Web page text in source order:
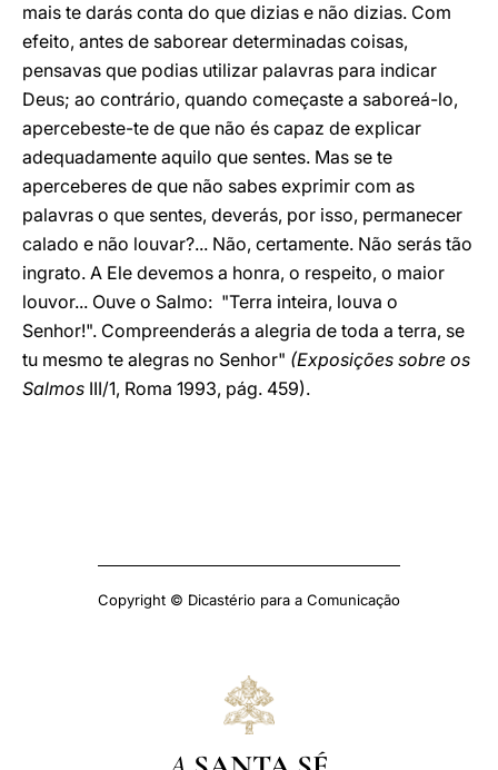
mais te darás conta do que dizias e não dizias. Com
efeito, antes de saborear determinadas coisas,
pensavas que podias utilizar palavras para indicar
Deus; ao contrário, quando começaste a saboreá-lo,
apercebeste-te de que não és capaz de explicar
adequadamente aquilo que sentes. Mas se te
aperceberes de que não sabes exprimir com as
palavras o que sentes, deverás, por isso, permanecer
calado e não louvar?... Não, certamente. Não serás tão
ingrato. A Ele devemos a honra, o respeito, o maior
louvor... Ouve o Salmo: "Terra inteira, louva o
Senhor!". Compreenderás a alegria de toda a terra, se
tu mesmo te alegras no Senhor" (Exposições sobre os
Salmos III/1, Roma 1993, pág. 459).
Copyright © Dicastério para a Comunicação